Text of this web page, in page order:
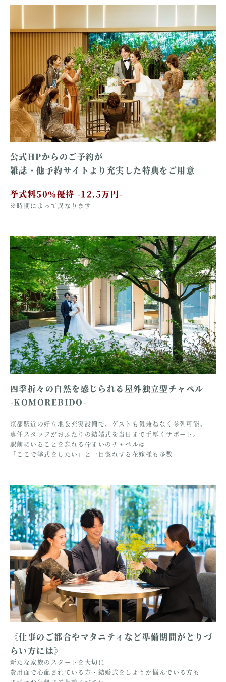
公式HPからのご予約が
雑誌・他予約サイトより充実した特典をご用意
挙式料50％優待 -12.5万円-
※時期によって異なります
四季折々の自然を感じられる屋外独立型チャペル
-KOMOREBIDO-
京都駅近の好立地＆充実設備で、ゲストも気兼ねなく参列可能。
専任スタッフがおふたりの結婚式を当日まで手厚くサポート。
駅前にいることを忘れる佇まいのチャペルは
「ここで挙式をしたい」と一目惚れする花嫁様も多数
《仕事のご都合やマタニティなど準備期間がとりづ
らい方には》
新たな家族のスタートを大切に
費用面で心配されている方・結婚式をしようか悩んでいる方も